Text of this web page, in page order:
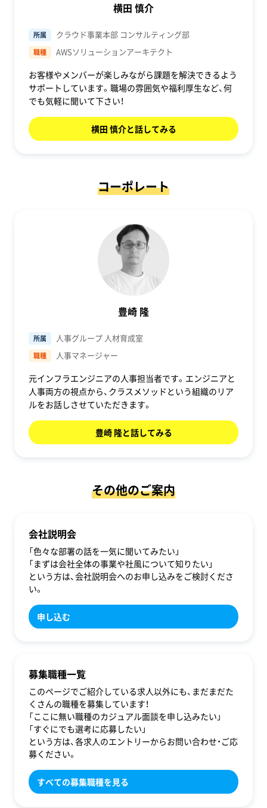
横田 慎介
所属 クラウド事業本部 コンサルティング部
職種 AWSソリューションアーキテクト
お客様やメンバーが楽しみながら課題を解決できるよう
サポートしています。職場の雰囲気や福利厚生など、何
でも気軽に聞いて下さい！
横田 慎介と話してみる
コーポレート
豊崎 隆
所属 人事グループ 人材育成室
職種 人事マネージャー
元インフラエンジニアの人事担当者です。エンジニアと
人事両方の視点から、クラスメソッドという組織のリア
ルをお話しさせていただきます。
豊崎 隆と話してみる
その他のご案内
会社説明会
「色々な部署の話を一気に聞いてみたい」
「まずは会社全体の事業や社風について知りたい」
という方は、会社説明会へのお申し込みをご検討くださ
い。
申し込む
募集職種一覧
このページでご紹介している求人以外にも、まだまだた
くさんの職種を募集しています！
「ここに無い職種のカジュアル面談を申し込みたい」
「すぐにでも選考に応募したい」
という方は、各求人のエントリーからお問い合わせ・ご応
募ください。
すべての募集職種を見る